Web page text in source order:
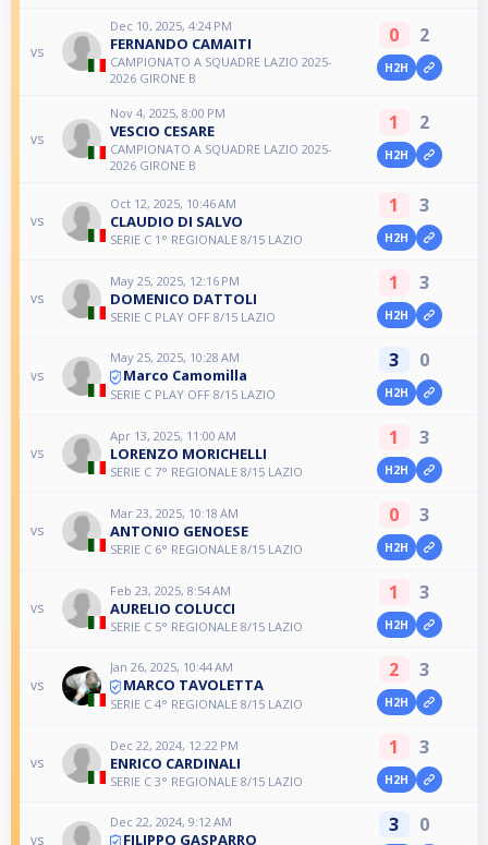
vs
Dec 10, 2025, 4:24 PM
FERNANDO CAMAITI
CAMPIONATO A SQUADRE LAZIO 2025-
2026 GIRONE B
0 2
H2H
vs
Nov 4, 2025, 8:00 PM
VESCIO CESARE
CAMPIONATO A SQUADRE LAZIO 2025-
2026 GIRONE B
1 2
H2H
vs
Oct 12, 2025, 10:46 AM
CLAUDIO DI SALVO
SERIE C 1° REGIONALE 8/15 LAZIO
1 3
H2H
vs
May 25, 2025, 12:16 PM
DOMENICO DATTOLI
SERIE C PLAY OFF 8/15 LAZIO
1 3
H2H
vs
May 25, 2025, 10:28 AM
Marco Camomilla
SERIE C PLAY OFF 8/15 LAZIO
3 0
H2H
vs
Apr 13, 2025, 11:00 AM
LORENZO MORICHELLI
SERIE C 7° REGIONALE 8/15 LAZIO
1 3
H2H
vs
Mar 23, 2025, 10:18 AM
ANTONIO GENOESE
SERIE C 6° REGIONALE 8/15 LAZIO
0 3
H2H
vs
Feb 23, 2025, 8:54 AM
AURELIO COLUCCI
SERIE C 5° REGIONALE 8/15 LAZIO
1 3
H2H
vs
Jan 26, 2025, 10:44 AM
MARCO TAVOLETTA
SERIE C 4° REGIONALE 8/15 LAZIO
2 3
H2H
vs
Dec 22, 2024, 12:22 PM
ENRICO CARDINALI
SERIE C 3° REGIONALE 8/15 LAZIO
1 3
H2H
vs
Dec 22, 2024, 9:12 AM
FILIPPO GASPARRO
3 0